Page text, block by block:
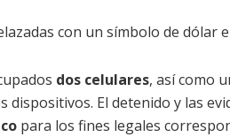
con un símbolo de dólar
dos celulares, así como
El detenido y las
para los fines legales